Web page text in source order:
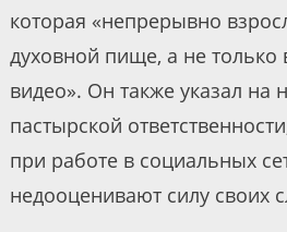
которая «непрерывно
духовной пище, а не только
видео». Он также указал на
пастырской
при работе в социальных
недооценивают силу своих